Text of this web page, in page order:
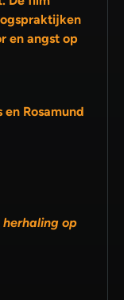
en angst op
Rosamund
op